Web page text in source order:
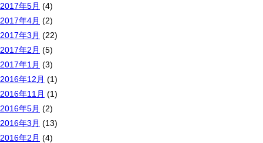
2017年5月 (4)
2017年4月 (2)
2017年3月 (22)
2017年2月 (5)
2017年1月 (3)
2016年12月 (1)
2016年11月 (1)
2016年5月 (2)
2016年3月 (13)
2016年2月 (4)